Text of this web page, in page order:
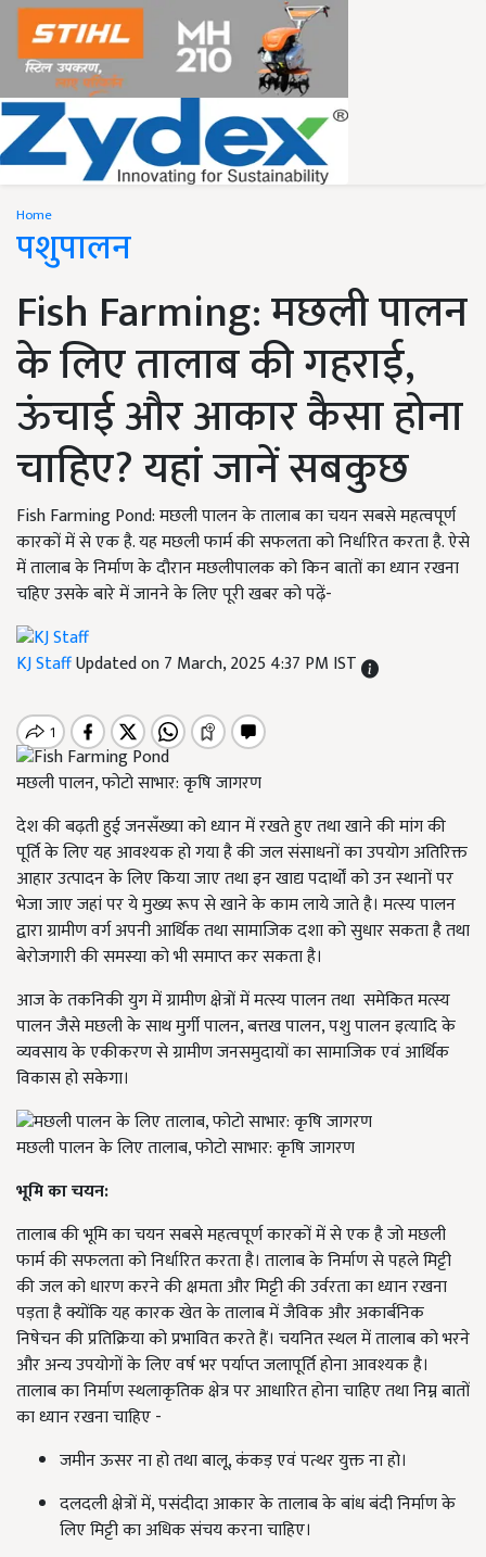
Home
पशुपालन
Fish Farming: मछली पालन
के लिए तालाब की गहराई,
ऊंचाई और आकार कैसा होना
चाहिए? यहां जानें सबकुछ
Fish Farming Pond: मछली पालन के तालाब का चयन सबसे महत्वपूर्ण
कारकों में से एक है. यह मछली फार्म की सफलता को निर्धारित करता है. ऐसे
में तालाब के निर्माण के दौरान मछलीपालक को किन बातों का ध्यान रखना
चहिए उसके बारे में जानने के लिए पूरी खबर को पढ़ें-
KJ StaffUpdated on 7 March, 2025 4:37 PM IST
मछली पालन, फोटो साभार: कृषि जागरण
देश की बढ़ती हुई जनसँख्या को ध्यान में रखते हुए तथा खाने की मांग की
पूर्ति के लिए यह आवश्यक हो गया है की जल संसाधनों का उपयोग अतिरिक्त
आहार उत्पादन के लिए किया जाए तथा इन खाद्य पदार्थों को उन स्थानों पर
भेजा जाए जहां पर ये मुख्य रूप से खाने के काम लाये जाते है। मत्स्य पालन
द्वारा ग्रामीण वर्ग अपनी आर्थिक तथा सामाजिक दशा को सुधार सकता है तथा
बेरोजगारी की समस्या को भी समाप्त कर सकता है।
आज के तकनिकी युग में ग्रामीण क्षेत्रों में मत्स्य पालन तथा समेकित मत्स्य
पालन जैसे मछली के साथ मुर्गी पालन, बत्तख पालन, पशु पालन इत्यादि के
व्यवसाय के एकीकरण से ग्रामीण जनसमुदायों का सामाजिक एवं आर्थिक
विकास हो सकेगा।
मछली पालन के लिए तालाब, फोटो साभार: कृषि जागरण
भूमि का चयन:
तालाब की भूमि का चयन सबसे महत्वपूर्ण कारकों में से एक है जो मछली
फार्म की सफलता को निर्धारित करता है। तालाब के निर्माण से पहले मिट्टी
की जल को धारण करने की क्षमता और मिट्टी की उर्वरता का ध्यान रखना
पड़ता है क्योंकि यह कारक खेत के तालाब में जैविक और अकार्बनिक
निषेचन की प्रतिक्रिया को प्रभावित करते हैं। चयनित स्थल में तालाब को भरने
और अन्य उपयोगों के लिए वर्ष भर पर्याप्त जलापूर्ति होना आवश्यक है।
तालाब का निर्माण स्थलाकृतिक क्षेत्र पर आधारित होना चाहिए तथा निम्न बातों
का ध्यान रखना चाहिए -
जमीन ऊसर ना हो तथा बालू, कंकड़ एवं पत्थर युक्त ना हो।
दलदली क्षेत्रों में, पसंदीदा आकार के तालाब के बांध बंदी निर्माण के
लिए मिट्टी का अधिक संचय करना चाहिए।